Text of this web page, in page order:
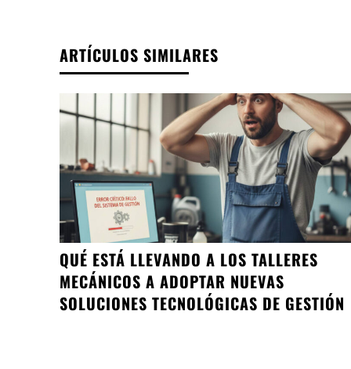
ARTÍCULOS SIMILARES
QUÉ ESTÁ LLEVANDO A LOS TALLERES
MECÁNICOS A ADOPTAR NUEVAS
SOLUCIONES TECNOLÓGICAS DE GESTIÓN